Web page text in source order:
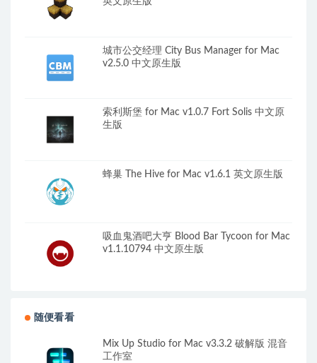
城市公交经理 City Bus Manager for Mac
v2.5.0 中文原生版
索利斯堡 for Mac v1.0.7 Fort Solis 中文原
生版
蜂巢 The Hive for Mac v1.6.1 英文原生版
吸血鬼酒吧大亨 Blood Bar Tycoon for Mac
v1.1.10794 中文原生版
随便看看
Mix Up Studio for Mac v3.3.2 破解版 混音
工作室